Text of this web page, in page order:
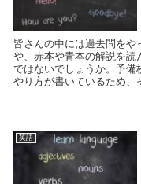
皆さんの中には過去問をや
や、赤本や青本の解説を読
ではないでしょうか。予備
やり方が書いているため、
英語